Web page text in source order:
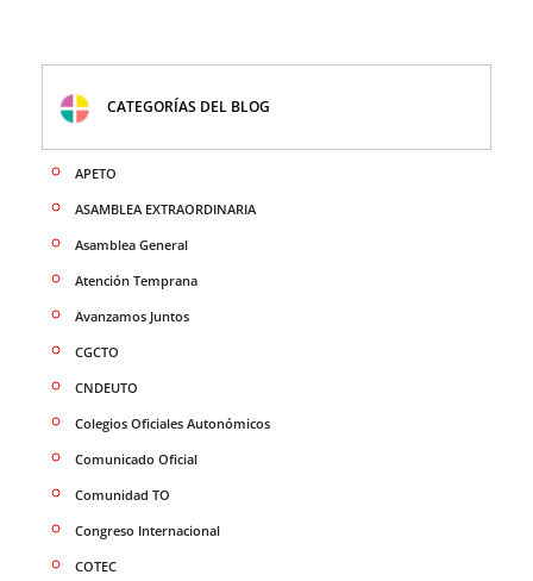
CATEGORÍAS DEL BLOG
APETO
ASAMBLEA EXTRAORDINARIA
Asamblea General
Atención Temprana
Avanzamos Juntos
CGCTO
CNDEUTO
Colegios Oficiales Autonómicos
Comunicado Oficial
Comunidad TO
Congreso Internacional
COTEC